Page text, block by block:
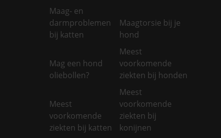
Maag- en
darmproblemen
bij katten
Maagtorsie bij je
hond
Mag een hond
oliebollen?
Meest
voorkomende
ziekten bij honden
Meest
voorkomende
ziekten bij katten
Meest
voorkomende
ziekten bij
konijnen